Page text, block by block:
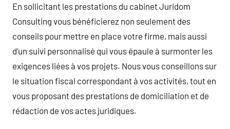
En sollicitant les prestations du cabinet Juridom
Consulting vous bénéficierez non seulement des
conseils pour mettre en place votre firme, mais aussi
d’un suivi personnalisé qui vous épaule à surmonter les
exigences liées à vos projets. Nous vous conseillons sur
le situation fiscal correspondant à vos activités, tout en
vous proposant des prestations de domiciliation et de
rédaction de vos actes juridiques.